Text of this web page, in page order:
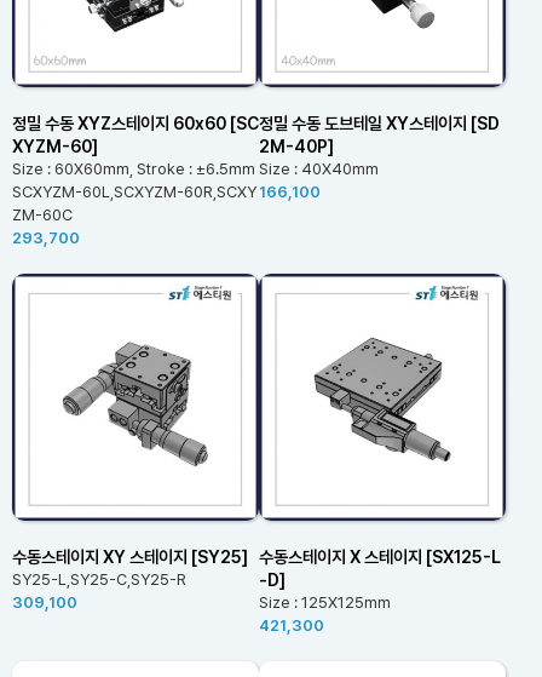
정밀 수동 XYZ스테이지 60x60 [SC
XYZM-60]
Size : 60X60mm, Stroke : ±6.5mm
SCXYZM-60L,SCXYZM-60R,SCXY
ZM-60C
293,700
정밀 수동 도브테일 XY스테이지 [SD
2M-40P]
Size : 40X40mm
166,100
수동스테이지 XY 스테이지 [SY25]
SY25-L,SY25-C,SY25-R
309,100
수동스테이지 X 스테이지 [SX125-L
-D]
Size : 125X125mm
421,300